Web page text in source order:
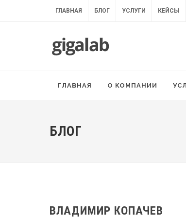
ГЛАВНАЯ БЛОГ УСЛУГИ КЕЙСЫ
ГЛАВНАЯ О КОМПАНИИ
БЛОГ
ВЛАДИМИР КОПАЧЕВ